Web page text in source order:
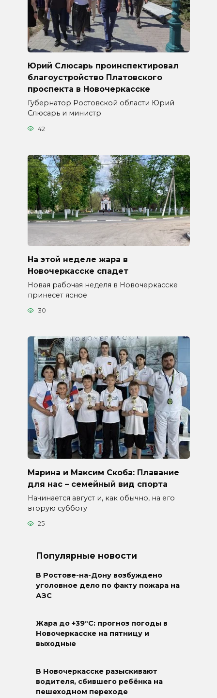
Юрий Слюсарь проинспектировал
благоустройство Платовского
проспекта в Новочеркасске
Губернатор Ростовской области Юрий
Слюсарь и министр
42
На этой неделе жара в
Новочеркасске спадет
Новая рабочая неделя в Новочеркасске
принесет ясное
30
Марина и Максим Скоба: Плавание
для нас – семейный вид спорта
Начинается август и, как обычно, на его
вторую субботу
25
Популярные новости
В Ростове-на-Дону возбуждено
уголовное дело по факту пожара на
АЗС
Жара до +39°C: прогноз погоды в
Новочеркасске на пятницу и
выходные
В Новочеркасске разыскивают
водителя, сбившего ребёнка на
пешеходном переходе